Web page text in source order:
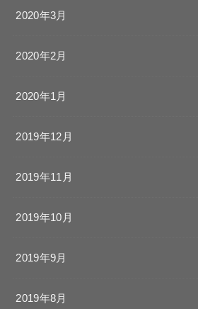
2020年3月
2020年2月
2020年1月
2019年12月
2019年11月
2019年10月
2019年9月
2019年8月